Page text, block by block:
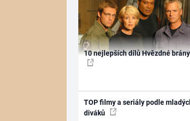
10 nejlepších dílů Hvězdné brány
TOP filmy a seriály podle
diváků